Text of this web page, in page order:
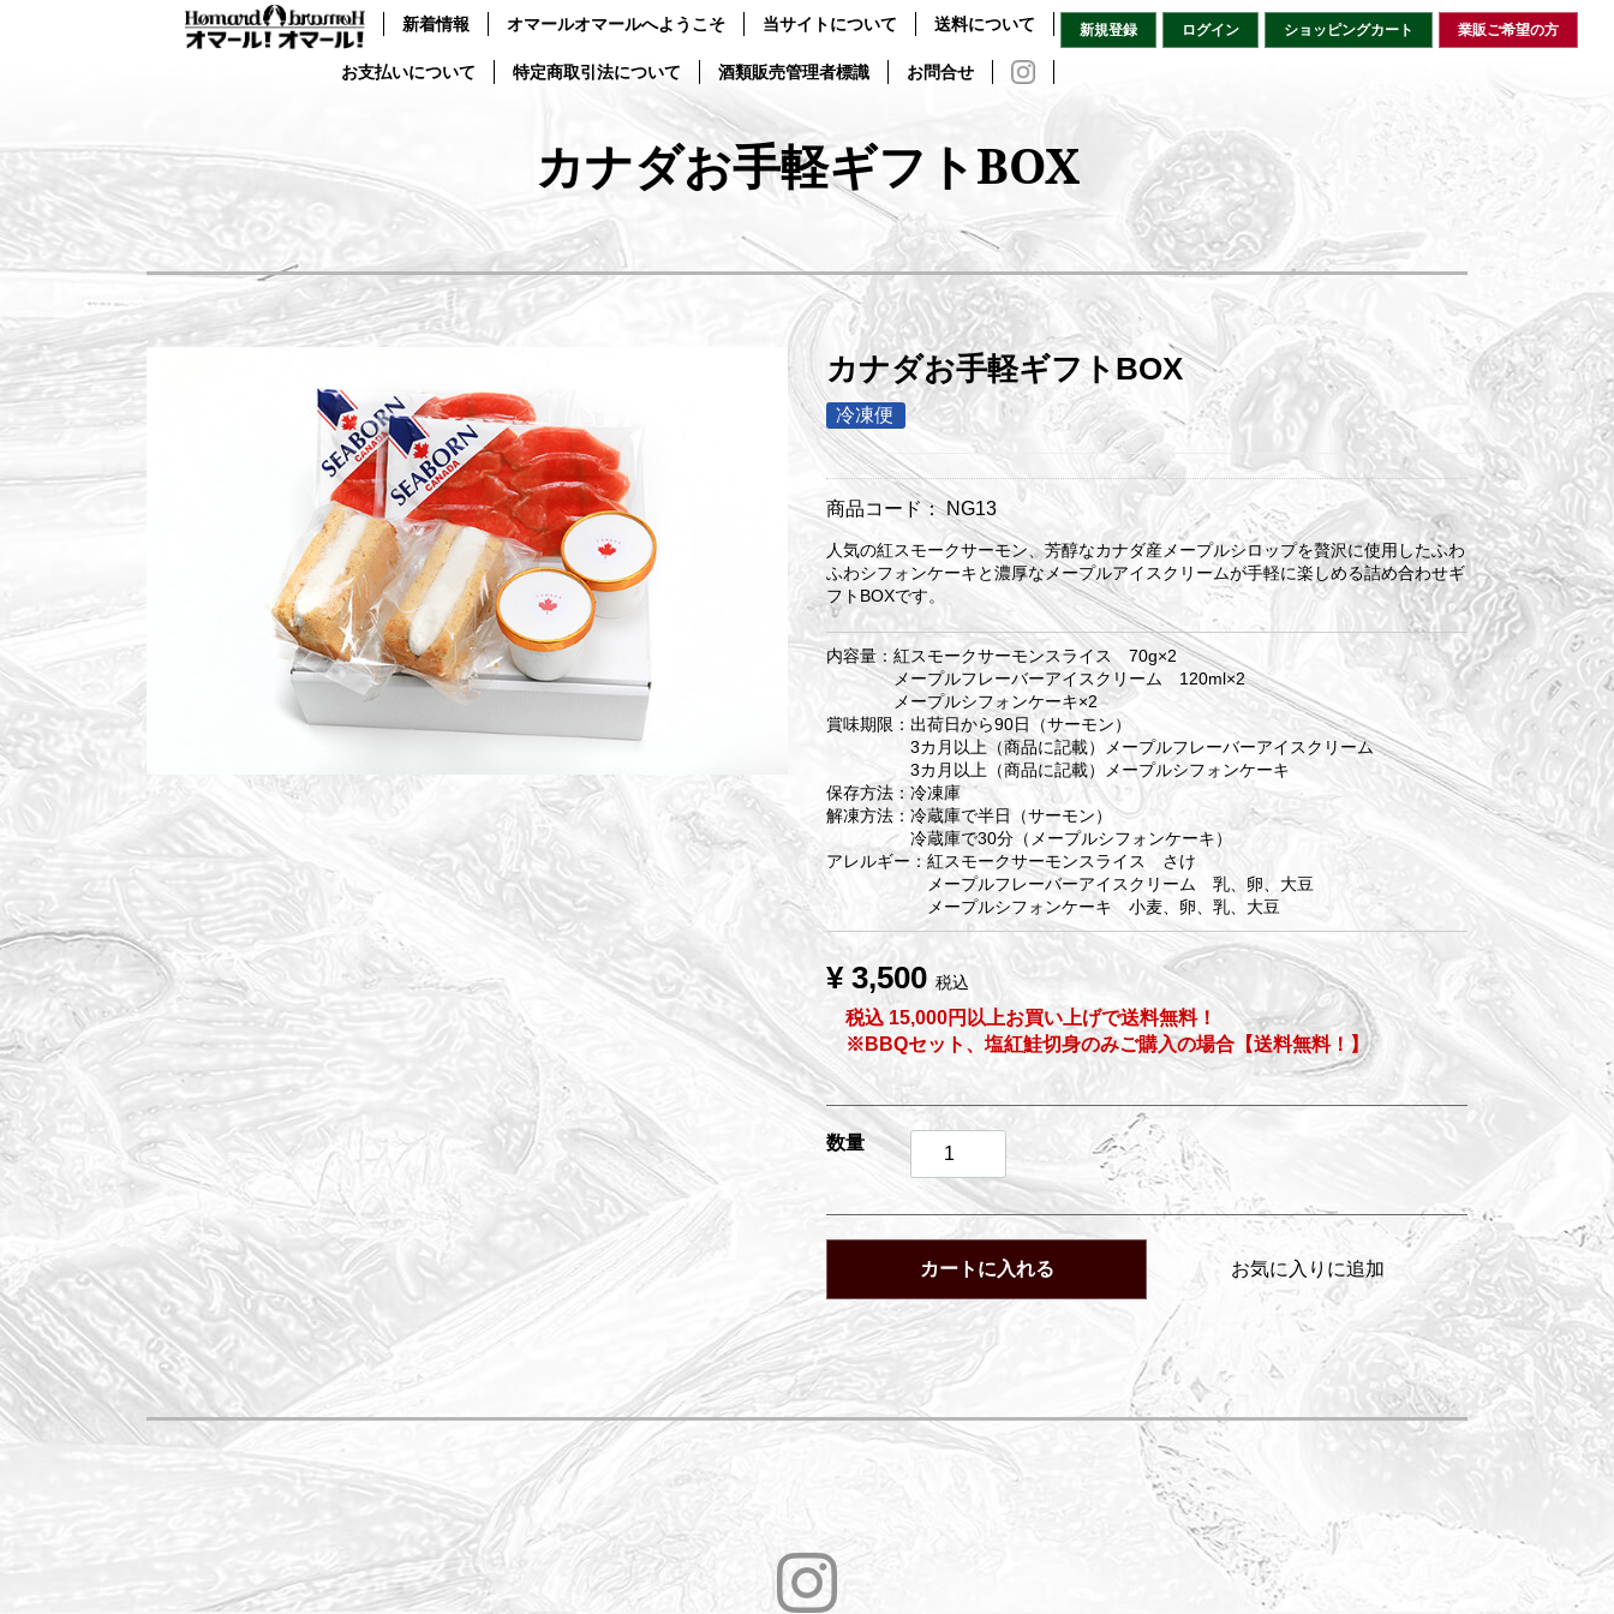
新着情報 オマールオマールへようこそ 当サイトについて 送料について
お支払いについて 特定商取引法について 酒類販売管理者標識 お問合せ
新規登録 ログイン ショッピングカート 業販ご希望の方
カナダお手軽ギフトBOX
カナダお手軽ギフトBOX
冷凍便
商品コード：NG13
人気の紅スモークサーモン、芳醇なカナダ産メープルシロップを贅沢に使用したふわ
ふわシフォンケーキと濃厚なメープルアイスクリームが手軽に楽しめる詰め合わせギ
フトBOXです。
内容量：紅スモークサーモンスライス 70g×2
メープルフレーバーアイスクリーム 120ml×2
メープルシフォンケーキ×2
賞味期限：出荷日から90日（サーモン）
3カ月以上（商品に記載）メープルフレーバーアイスクリーム
3カ月以上（商品に記載）メープルシフォンケーキ
保存方法：冷凍庫
解凍方法：冷蔵庫で半日（サーモン）
冷蔵庫で30分（メープルシフォンケーキ）
アレルギー：紅スモークサーモンスライス さけ
メープルフレーバーアイスクリーム 乳、卵、大豆
メープルシフォンケーキ 小麦、卵、乳、大豆
¥ 3,500 税込
税込 15,000円以上お買い上げで送料無料！
※BBQセット、塩紅鮭切身のみご購入の場合【送料無料！】
数量
カートに入れる お気に入りに追加